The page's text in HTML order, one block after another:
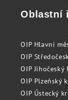
Oblastní
OIP Hlavní
OIP
OIP
OIP Plzeňský
OIP Ústecký